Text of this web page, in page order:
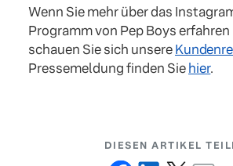
Wenn Sie mehr über das
Programm von Pep Boys
schauen Sie sich unsere
Pressemeldung finden Sie hier.
DIESEN ARTIKEL